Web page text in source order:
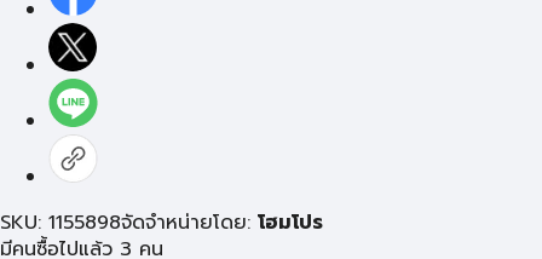
SKU: 1155898จัดจำหน่ายโดย: โฮมโปร
มีคนซื้อไปแล้ว 3 คน